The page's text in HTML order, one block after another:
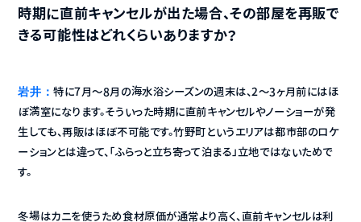
時期に直前キャンセルが出た場合、その部屋を再販で
きる可能性はどれくらいありますか？
岩井：特に7月〜8月の海水浴シーズンの週末は、2〜3ヶ月前にはほ
ぼ満室になります。そういった時期に直前キャンセルやノーショーが発
生しても、再販はほぼ不可能です。竹野町というエリアは都市部のロケ
ーションとは違って、「ふらっと立ち寄って泊まる」立地ではないためで
す。
冬場はカニを使うため食材原価が通常より高く、直前キャンセルは利